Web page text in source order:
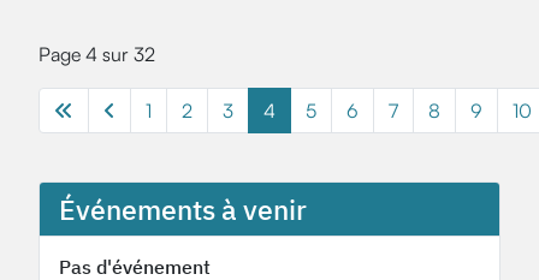
Événements à venir
Pas d'événement
Page 4 sur 32
1 2 3 4 5 6 7 8 9 10